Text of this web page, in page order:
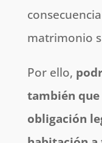
matrimonio
Por ello,
también que
obligación